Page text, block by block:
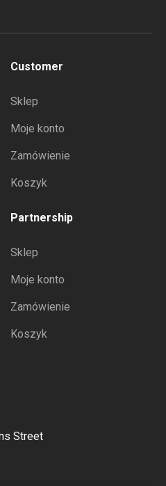
Customer
Sklep
Moje konto
Zamówienie
Koszyk
Partnership
Sklep
Moje konto
Zamówienie
Koszyk
Street